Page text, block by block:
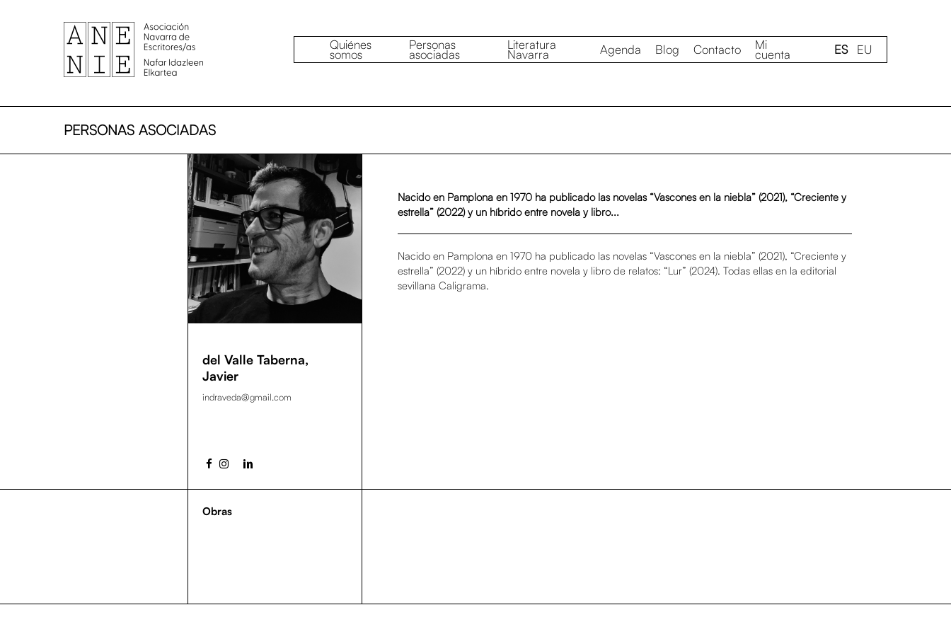
Quiénes
somos
Personas
asociadas
Literatura
Navarra Agenda Blog Contacto Mi
cuenta ES EU
PERSONAS ASOCIADAS
del Valle Taberna,
Javier
indraveda@gmail.com
Nacido en Pamplona en 1970 ha publicado las novelas “Vascones en la niebla” (2021), “Creciente y
estrella” (2022) y un híbrido entre novela y libro...
Nacido en Pamplona en 1970 ha publicado las novelas “Vascones en la niebla” (2021), “Creciente y
estrella” (2022) y un híbrido entre novela y libro de relatos: “Lur” (2024). Todas ellas en la editorial
sevillana Caligrama.
Obras